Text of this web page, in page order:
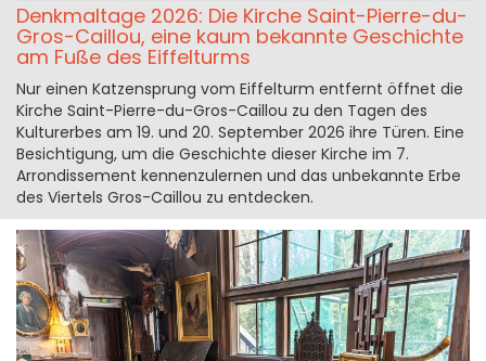
Denkmaltage 2026: Die Kirche Saint-Pierre-du-
Gros-Caillou, eine kaum bekannte Geschichte
am Fuße des Eiffelturms
Nur einen Katzensprung vom Eiffelturm entfernt öffnet die
Kirche Saint-Pierre-du-Gros-Caillou zu den Tagen des
Kulturerbes am 19. und 20. September 2026 ihre Türen. Eine
Besichtigung, um die Geschichte dieser Kirche im 7.
Arrondissement kennenzulernen und das unbekannte Erbe
des Viertels Gros-Caillou zu entdecken.